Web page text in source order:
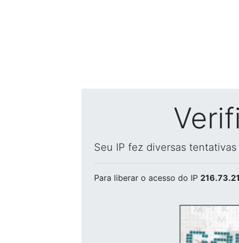
Seu IP fez diversas
Para liberar o acesso do IP